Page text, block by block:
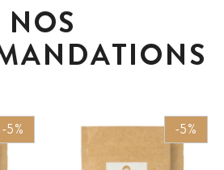
NOS
-5% -5%